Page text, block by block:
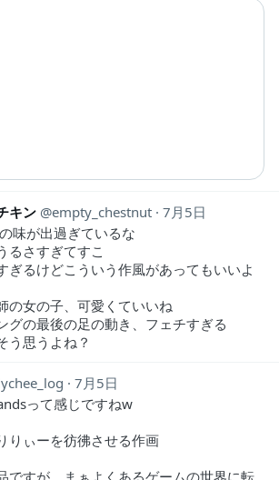
キン empty_chestnut 7月5日
味が出過ぎているな
るさすぎてすこ
ぎるけどこういう作風があってもいいよ
の女の子、可愛くていいね
グの最後の足の動き、フェチすぎる
う思うよね？
7月5日
って感じですねw
りぃーを彷彿させる作画
ですが、まぁよくあるゲームの世界に転